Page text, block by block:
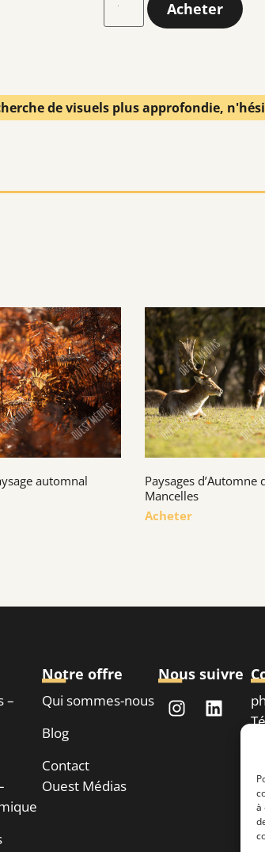
à
Acheter
de visuels plus approfondie,
automnal
Paysages d’Automne
Mancelles
Acheter
–
Notre offre
Qui sommes-nous
Blog
Contact
Ouest Médias
Nous suivre